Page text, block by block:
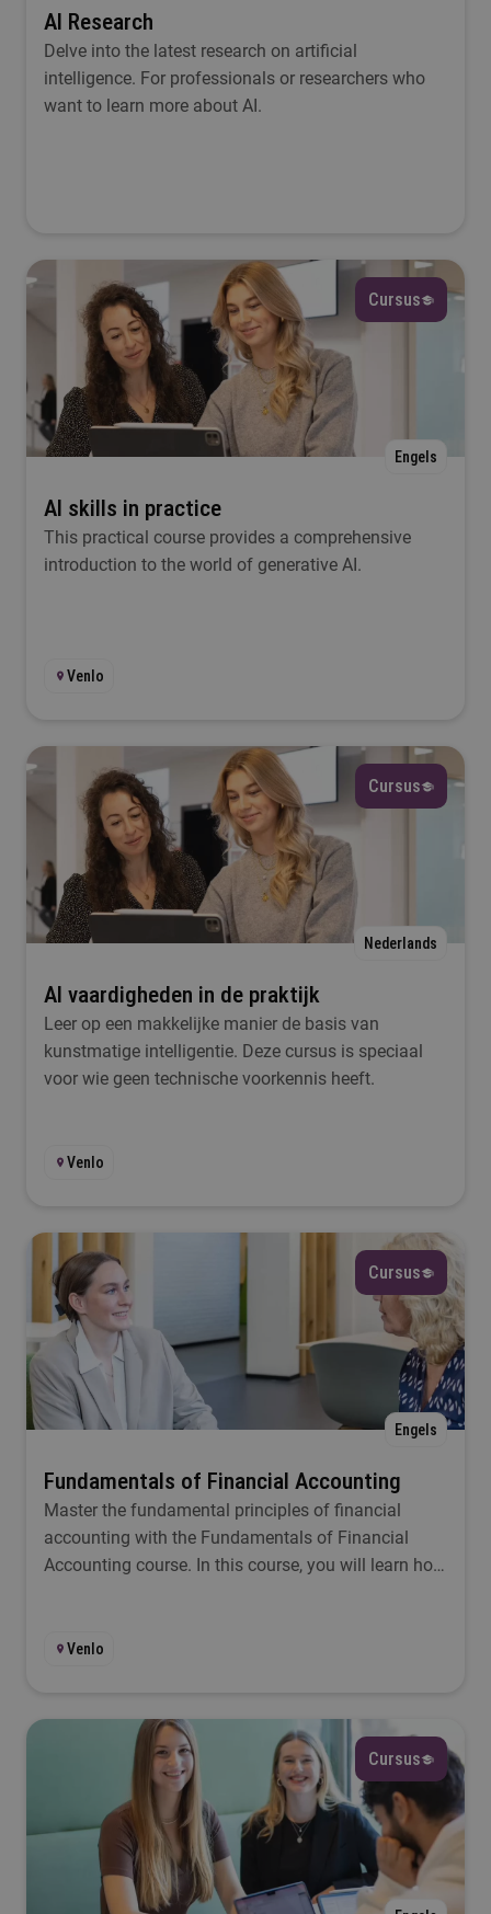
Selecteer
Filteren
AI Research
Delve into the latest research on artificial
intelligence. For professionals or researchers who
want to learn more about AI.
Cursus
Engels
AI skills in practice
This practical course provides a comprehensive
introduction to the world of generative AI.
Venlo
Cursus
Nederlands
AI vaardigheden in de praktijk
Leer op een makkelijke manier de basis van
kunstmatige intelligentie. Deze cursus is speciaal
voor wie geen technische voorkennis heeft.
Venlo
Cursus
Engels
Fundamentals of Financial Accounting
Master the fundamental principles of financial
accounting with the Fundamentals of Financial
Accounting course. In this course, you will learn how
Venlo
Cursus